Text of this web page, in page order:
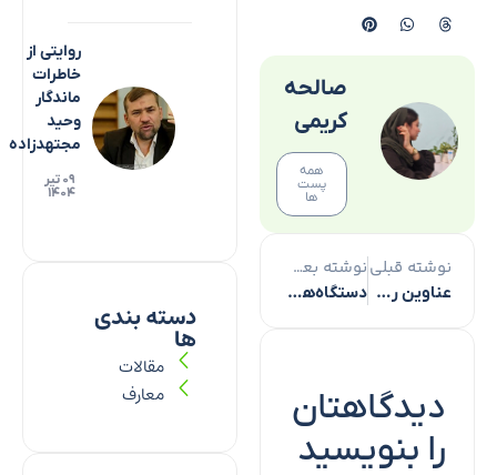
صالحه
کریمی
همه
پست
ها
نوشته قبلی
عناوین روز‌های هفته تأمین اجتماعی اعلام شد
نوشته بعدی
دستگاه‌های اجرایی ملزم به اجرای مصوبات شورای فرهنگ عمومی هستند
دیدگاهتان
را بنویسید
روایتی از
خاطرات
ماندگار
وحید
مجتهدزاده
۰۹ تیر
۱۴۰۴
دسته بندی
ها
مقالات
معارف